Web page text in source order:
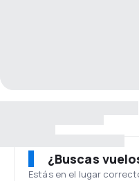
¿Buscas
Estás en el lugar